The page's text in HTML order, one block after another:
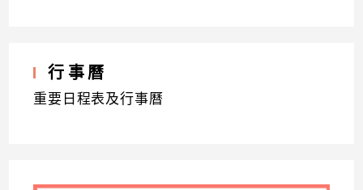
行事曆
重要日程表及行事曆